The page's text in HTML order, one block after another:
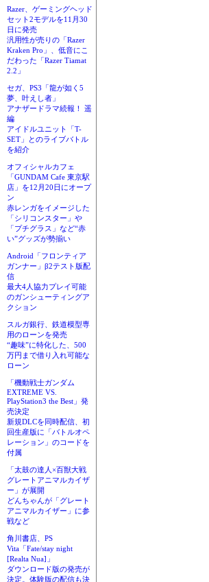
Razer、ゲーミングヘッド
セット2モデルを11月30
日に発売
汎用性が売りの「Razer
Kraken Pro」、低音にこ
だわった「Razer Tiamat
2.2」
セガ、PS3「龍が如く5
夢、叶えし者」
アナザードラマ続報！ 遥
編
アイドルユニット「T-
SET」とのライブバトル
を紹介
オフィシャルカフェ
「GUNDAM Cafe 東京駅
店」を12月20日にオープ
ン
赤レンガをイメージした
「シリコンスター」や
「プチグラス」など“赤
い”グッズが勢揃い
Android「フロンティア
ガンナー」β2テスト版配
信
最大4人協力プレイ可能
のガンシューティングア
クション
スルガ銀行、鉄道模型専
用のローンを発売
“趣味”に特化した、500
万円まで借り入れ可能な
ローン
「機動戦士ガンダム
EXTREME VS.
PlayStation3 the Best」発
売決定
新規DLCを同時配信、初
回生産版に「バトルオペ
レーション」のコードを
付属
「太鼓の達人×百獣大戦
グレートアニマルカイザ
ー」が展開
どんちゃんが「グレート
アニマルカイザー」に参
戦など
角川書店、PS
Vita「Fate/stay night
[Realta Nua]」
ダウンロード版の発売が
決定。体験版の配信も決